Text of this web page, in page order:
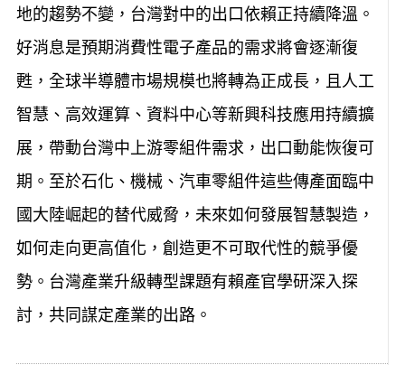
地的趨勢不變，台灣對中的出口依賴正持續降溫。
好消息是預期消費性電子產品的需求將會逐漸復
甦，全球半導體市場規模也將轉為正成長，且人工
智慧、高效運算、資料中心等新興科技應用持續擴
展，帶動台灣中上游零組件需求，出口動能恢復可
期。至於石化、機械、汽車零組件這些傳產面臨中
國大陸崛起的替代威脅，未來如何發展智慧製造，
如何走向更高值化，創造更不可取代性的競爭優
勢。台灣產業升級轉型課題有賴產官學研深入探
討，共同謀定產業的出路。